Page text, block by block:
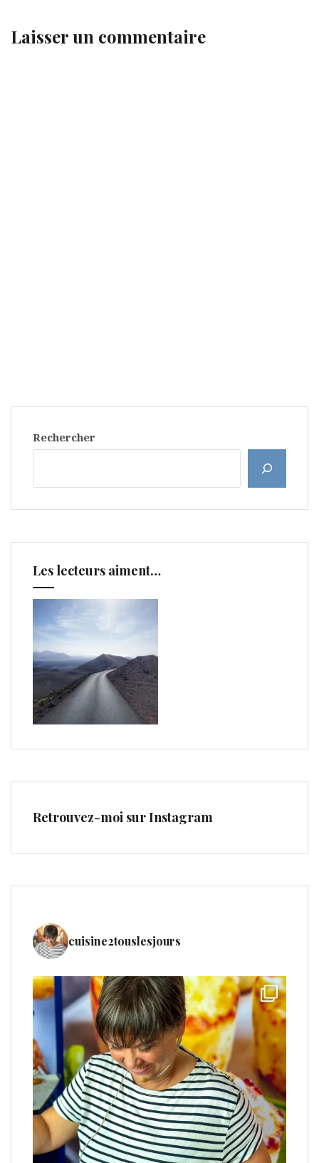
Laisser un commentaire
Rechercher
Les lecteurs aiment…
Retrouvez-moi sur Instagram
cuisine2touslesjours